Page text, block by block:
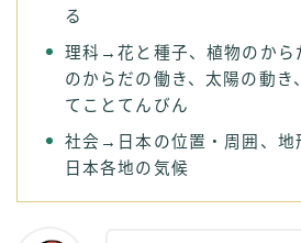
る
理科→花と種子、植物のから
のからだの働き、太陽の動き
てことてんびん
社会→日本の位置・周囲、地
日本各地の気候